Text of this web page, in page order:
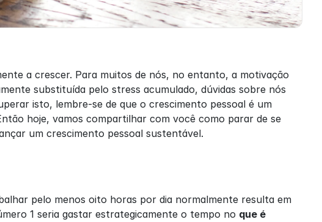
a crescer. Para muitos de nós, no entanto, a motivação
substituída pelo stress acumulado, dúvidas sobre nós
isto, lembre-se de que o crescimento pessoal é um
hoje, vamos compartilhar com você como parar de se
um crescimento pessoal sustentável.
pelo menos oito horas por dia normalmente resulta em
1 seria gastar estrategicamente o tempo no que é